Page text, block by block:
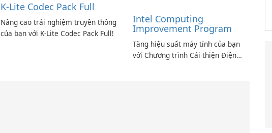
K-Lite Codec Pack Full
Nâng cao trải nghiệm truyền thông
của bạn với K-Lite Codec Pack Full!
Intel Computing
Improvement Program
Tăng hiệu suất máy tính của bạn
với Chương trình Cải thiện Điện